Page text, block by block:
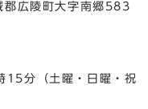
広陵町大字南郷583
15分（土曜・日曜・祝